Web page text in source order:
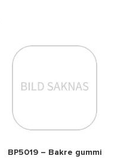
BP5019 – Bakre gummi